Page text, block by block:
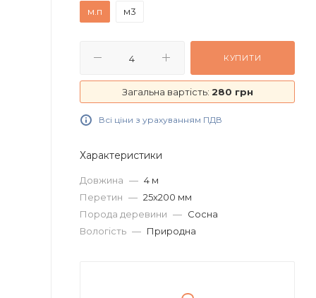
м.п
м3
КУПИТИ
Загальна вартість: 280 грн
Всі ціни з урахуванням ПДВ
Характеристики
Довжина — 4 м
Перетин — 25х200 мм
Порода деревини — Сосна
Вологість — Природна